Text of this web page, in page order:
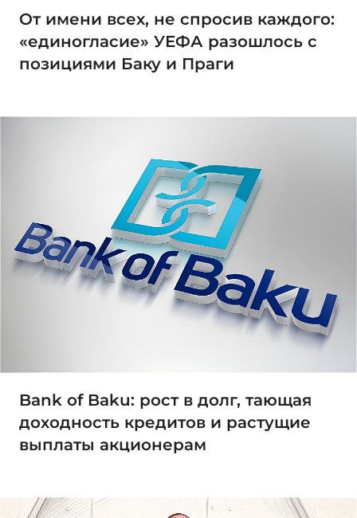
От имени всех, не спросив каждого:
«единогласие» УЕФА разошлось с
позициями Баку и Праги
Bank of Baku: рост в долг, тающая
доходность кредитов и растущие
выплаты акционерам